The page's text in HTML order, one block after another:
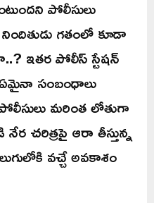
పోలీసులు
గతంలో కూడా
ఇతర పోలీస్ స్టేషన్
సంబంధాలు
మరింత లోతుగా
చరిత్రపై ఆరా తీస్తున్న
వచ్చే అవకాశం